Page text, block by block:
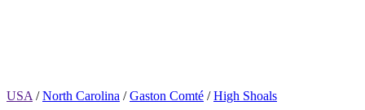
USA /North Carolina /Gaston Comté /High Shoals